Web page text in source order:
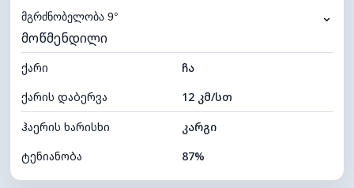
ნამის წერტილი
ხილვადობა
განათების ინდექსი 0 (ბნელი)
ღრუბლის სიმაღლე 10720 მ
მგრძნობელობა 9° ⌄
მოწმენდილი
ქარი
ჩა
ქარის დაბერვა
12 კმ/სთ
ჰაერის ხარისხი
კარგი
ტენიანობა
87%